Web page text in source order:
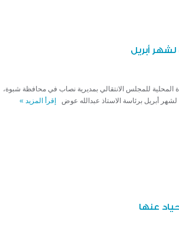
أبريل
المحلية للمجلس الانتقالي بمديرية نصاب في محافظة شبوة،
لشهر أبريل برئاسة الاستاذ عبدالله عوض
إقرأ المزيد »
عنها